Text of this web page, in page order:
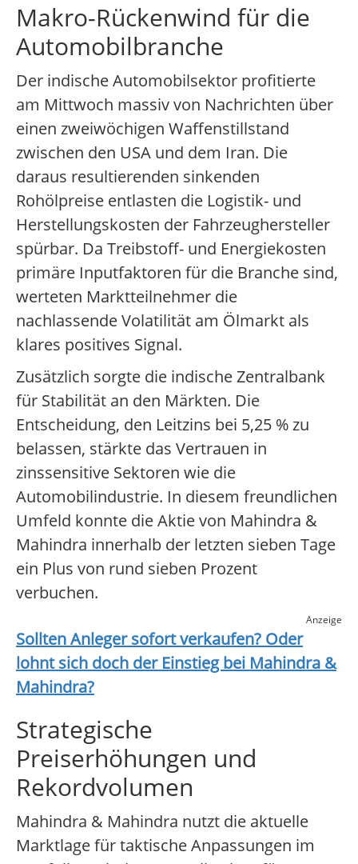
Makro-Rückenwind für die
Automobilbranche
Der indische Automobilsektor profitierte
am Mittwoch massiv von Nachrichten über
einen zweiwöchigen Waffenstillstand
zwischen den USA und dem Iran. Die
daraus resultierenden sinkenden
Rohölpreise entlasten die Logistik- und
Herstellungskosten der Fahrzeughersteller
spürbar. Da Treibstoff- und Energiekosten
primäre Inputfaktoren für die Branche sind,
werteten Marktteilnehmer die
nachlassende Volatilität am Ölmarkt als
klares positives Signal.
Zusätzlich sorgte die indische Zentralbank
für Stabilität an den Märkten. Die
Entscheidung, den Leitzins bei 5,25 % zu
belassen, stärkte das Vertrauen in
zinssensitive Sektoren wie die
Automobilindustrie. In diesem freundlichen
Umfeld konnte die Aktie von Mahindra &
Mahindra innerhalb der letzten sieben Tage
ein Plus von rund sieben Prozent
verbuchen.
Anzeige
Sollten Anleger sofort verkaufen? Oder
lohnt sich doch der Einstieg bei Mahindra &
Mahindra?
Strategische
Preiserhöhungen und
Rekordvolumen
Mahindra & Mahindra nutzt die aktuelle
Marktlage für taktische Anpassungen im